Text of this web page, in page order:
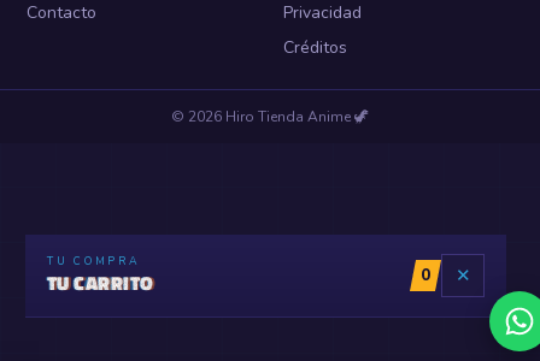
Contacto
Privacidad
Créditos
© 2026 Hiro Tienda Anime🦖
TU COMPRA
TU CARRITO 0 ✕